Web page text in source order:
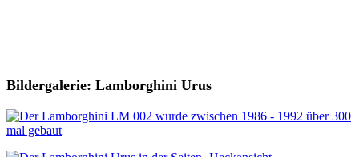
Bildergalerie: Lamborghini Urus